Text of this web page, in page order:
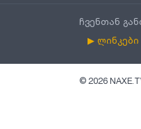
ჩვენთან
▶ ლინკები
© 2026